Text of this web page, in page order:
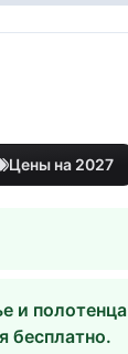
Цены на 2027
и полотенца
бесплатно.